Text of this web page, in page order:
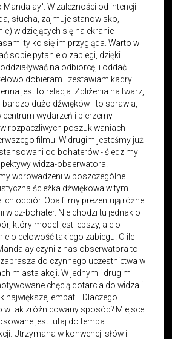
Mandalay". W zależności od intencji
słucha, zajmuje stanowisko,
w dziejących się na ekranie
tylko się im przygląda. Warto w
sobie pytanie o zabiegi, dzięki
na odbiorcę, i oddać
dobieram i zestawiam kadry
jest to relacja. Zbliżenia na twarz,
dużo dźwięków - to sprawia,
centrum wydarzeń i bierzemy
rozpaczliwych poszukiwaniach
filmu. W drugim jesteśmy już
od bohaterów - śledzimy
widza-obserwatora.
wprowadzeni w poszczególne
ścieżka dźwiękowa w tym
odbiór. Oba filmy prezentują różne
widz-bohater. Nie chodzi tu jednak o
który model jest lepszy, ale o
o celowość takiego zabiegu. O ile
czyni z nas obserwatora to
do czynnego uczestnictwa w
miasta akcji. W jednym i drugim
chęcią dotarcia do widza i
największej empatii. Dlaczego
w tak zróżnicowany sposób? Miejsce
jest tutaj do tempa
Utrzymana w konwencji słów i